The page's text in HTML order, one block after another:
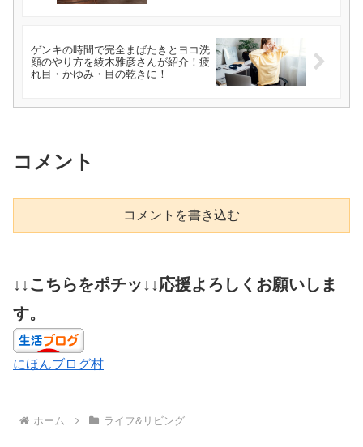
ゲンキの時間で完全まばたきとヨコ洗
顔のやり方を綾木雅彦さんが紹介！疲
れ目・かゆみ・目の乾きに！
コメント
コメントを書き込む
↓↓こちらをポチッ↓↓応援よろしくお願いしま
す。
にほんブログ村
ホーム ライフ&リビング